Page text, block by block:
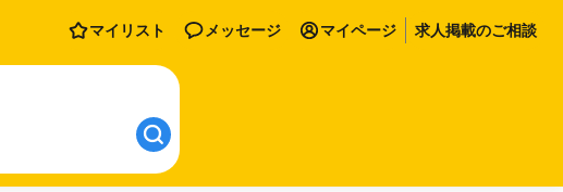
マイリスト メッセージ マイページ 求人掲載のご相談